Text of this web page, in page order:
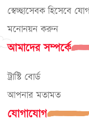
স্বেচ্ছাসেবক হিসেবে
মনোনয়ন করুন
আমাদের সম্পর্কে
ট্রাস্টি বোর্ড
আপনার মতামত
যোগাযোগ